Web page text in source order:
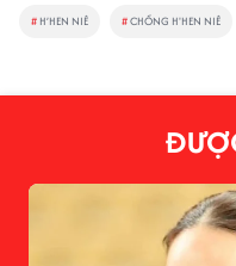
# H’HEN NIÊ #CHỒNG H'HEN NIÊ